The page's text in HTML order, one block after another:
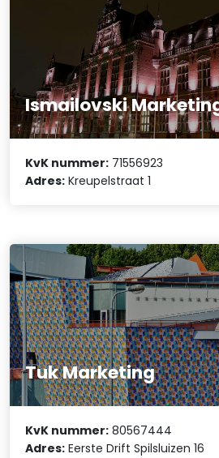
Ismailovski
KvK nummer: 71556923
Adres: Kreupelstraat 1
Tuk Marketing
KvK nummer: 80567444
Adres: Eerste Drift Spilsluizen 16